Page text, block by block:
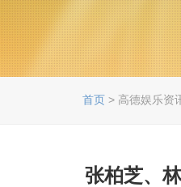
首页 > 高德娱乐资
张柏芝、